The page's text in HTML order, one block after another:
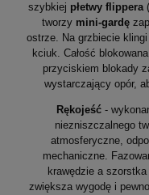
szybkiej płetwy flippera
tworzy mini-gardę
ostrze. Na grzbiecie klingi
kciuk. Całość
przyciskiem blokady
wystarczający opór,
Rękojeść -
niezniszczalnego
atmosferyczne,
mechaniczne.
krawędzie a
zwiększa wygodę i